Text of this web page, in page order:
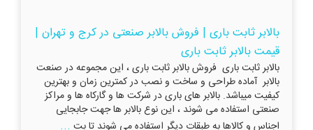
بالابر ثابت باری | فروش بالابر صنعتی در کرج و تهران |
قیمت بالابر ثابت باری
بالابر ثابت باری فروش بالابر ثابت باری ، این مجموعه در صنعت
بالابر آماده طراحی و ساخت و نصب در کمترین زمان و بهترین
کیفیت میباشد. بالابر های باری در شرکت ها و گارکاه ها و مراکز
صنعتی استفاده می شوند ، این نوع بالابر ها جهت جابجایی
اجناس و کالاها به طبقات دیگر استفاده می شوند تا بت ...